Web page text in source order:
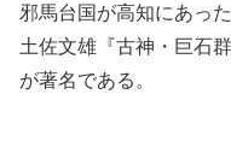
邪馬台国が高知にあっ
土佐文雄『古神・巨石
が著名である。